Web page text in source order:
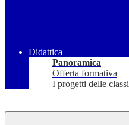
Didattica
Panoramica
Offerta formativa
I progetti delle classi